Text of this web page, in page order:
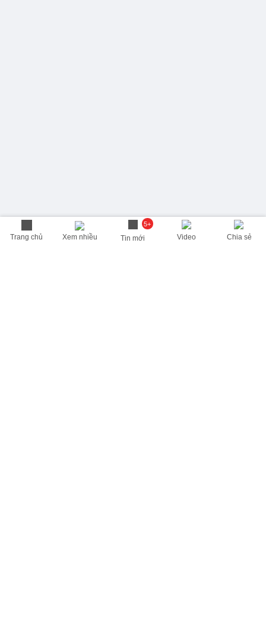
Trang chủ Xem nhiều
5+
Tin mới Video Chia sẻ